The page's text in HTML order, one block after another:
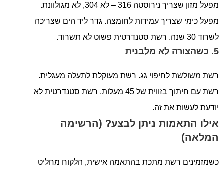
מפעל מזון שצריך נירוסטה 316 – לא 304, לא מגולוונת.
מפעל כימי שצריך עמידות לחומצה. גדר ליד הים שצריכה
לשרוד 30 שנה. רשת סטנדרטית פשוט לא תשרוד.
5. כשהצורה לא מלבנית
רשת משולשת לחיפוי גג. רשת מעוקלת לתעלה מעגלית.
רשת עם חיתוך בזווית של 45 מעלות. רשת סטנדרטית לא
יודעת לעשות את זה.
אילו התאמות ניתן לבצע? (הרשימה
המלאה)
כשמזמינים רשת מתכת בהתאמה אישית, הלקוח מחליט